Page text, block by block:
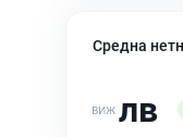
Средна
лв